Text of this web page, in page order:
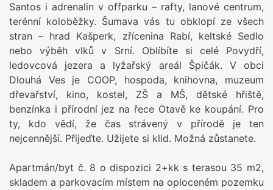
Santos i adrenalin v offparku – rafty, lanové centrum,
terénní koloběžky. Šumava vás tu obklopí ze všech
stran – hrad Kašperk, zřícenina Rabí, keltské Sedlo
nebo výběh vlků v Srní. Oblíbíte si celé Povydří,
ledovcová jezera a lyžařský areál Špičák. V obci
Dlouhá Ves je COOP, hospoda, knihovna, muzeum
dřevařství, kino, kostel, ZŠ a MŠ, dětské hřiště,
benzínka i přírodní jez na řece Otavě ke koupání. Pro
ty, kdo vědí, že čas strávený v přírodě je ten
nejcennější. Přijeďte. Užijete si klid. Možná zůstanete.
Apartmán/byt č. 8 o dispozici 2+kk s terasou 35 m2,
skladem a parkovacím místem na oploceném pozemku